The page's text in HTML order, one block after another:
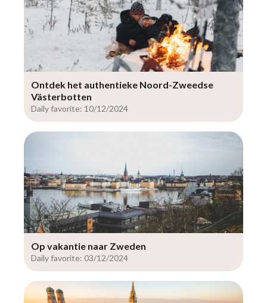
Ontdek het authentieke Noord-Zweedse
Västerbotten
Daily favorite: 10/12/2024
Op vakantie naar Zweden
Daily favorite: 03/12/2024